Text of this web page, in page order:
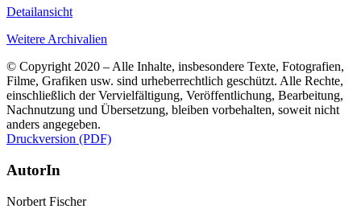
Detailansicht
Weitere Archivalien
© Copyright 2020 – Alle Inhalte, insbesondere Texte, Fotografien,
Filme, Grafiken usw. sind urheberrechtlich geschützt. Alle Rechte,
einschließlich der Vervielfältigung, Veröffentlichung, Bearbeitung,
Nachnutzung und Übersetzung, bleiben vorbehalten, soweit nicht
anders angegeben.
Druckversion (PDF)
AutorIn
Norbert Fischer